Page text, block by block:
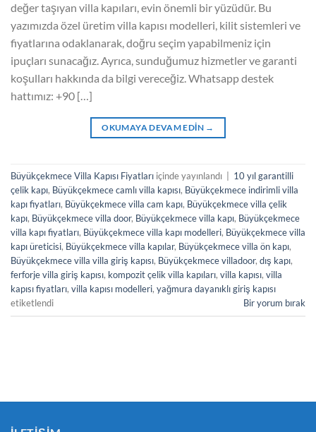
değer taşıyan villa kapıları, evin önemli bir yüzüdür. Bu
yazımızda özel üretim villa kapısı modelleri, kilit sistemleri ve
fiyatlarına odaklanarak, doğru seçim yapabilmeniz için
ipuçları sunacağız. Ayrıca, sunduğumuz hizmetler ve garanti
koşulları hakkında da bilgi vereceğiz. Whatsapp destek
hattımız: +90 […]
OKUMAYA DEVAM EDIN →
Büyükçekmece Villa Kapısı Fiyatları içinde yayınlandı
10 yıl garantilli
çelik kapı, Büyükçekmece camlı villa kapısı, Büyükçekmece indirimli villa
kapı fiyatları, Büyükçekmece villa cam kapı, Büyükçekmece villa çelik
kapı, Büyükçekmece villa door, Büyükçekmece villa kapı, Büyükçekmece
villa kapı fiyatları, Büyükçekmece villa kapı modelleri, Büyükçekmece villa
kapı üreticisi, Büyükçekmece villa kapılar, Büyükçekmece villa ön kapı,
Büyükçekmece villa villa giriş kapısı, Büyükçekmece villadoor, dış kapı,
ferforje villa giriş kapısı, kompozit çelik villa kapıları, villa kapısı, villa
kapısı fiyatları, villa kapısı modelleri, yağmura dayanıklı giriş kapısı
etiketlendi
Bir yorum bırak